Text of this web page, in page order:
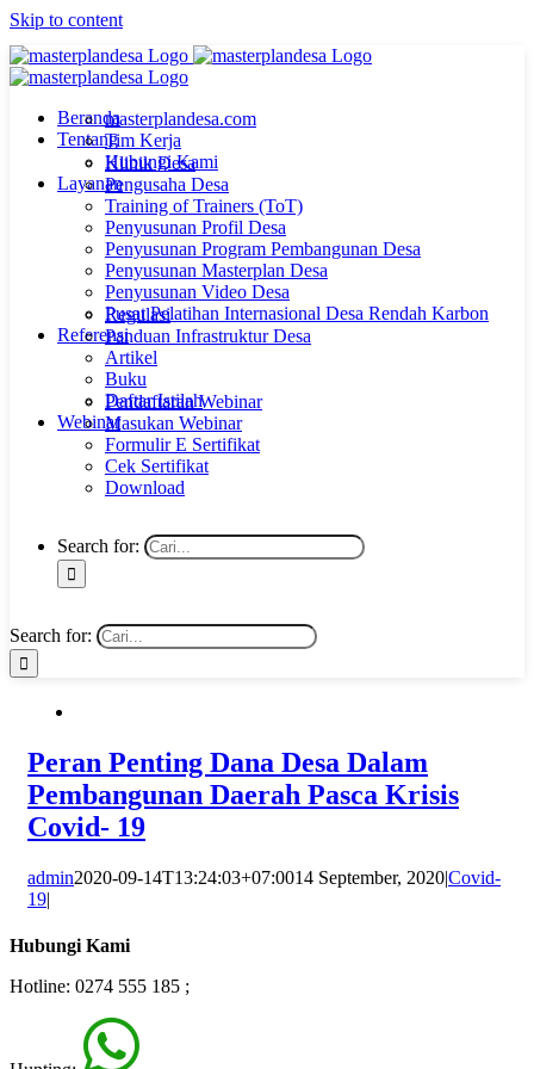
Skip to content
Beranda
Tentang
masterplandesa.com
Tim Kerja
Hubungi Kami
Layanan
Klinik Desa
Pengusaha Desa
Training of Trainers (ToT)
Penyusunan Profil Desa
Penyusunan Program Pembangunan Desa
Penyusunan Masterplan Desa
Penyusunan Video Desa
Pusat Pelatihan Internasional Desa Rendah Karbon
Referensi
Regulasi
Panduan Infrastruktur Desa
Artikel
Buku
Daftar Istilah
Webinar
Pendaftaran Webinar
Masukan Webinar
Formulir E Sertifikat
Cek Sertifikat
Download
Search for:
Search for:
Peran Penting Dana Desa Dalam
Pembangunan Daerah Pasca Krisis
Covid- 19
admin2020-09-14T13:24:03+07:0014 September, 2020|Covid-
19|
Hubungi Kami
Hotline: 0274 555 185 ;